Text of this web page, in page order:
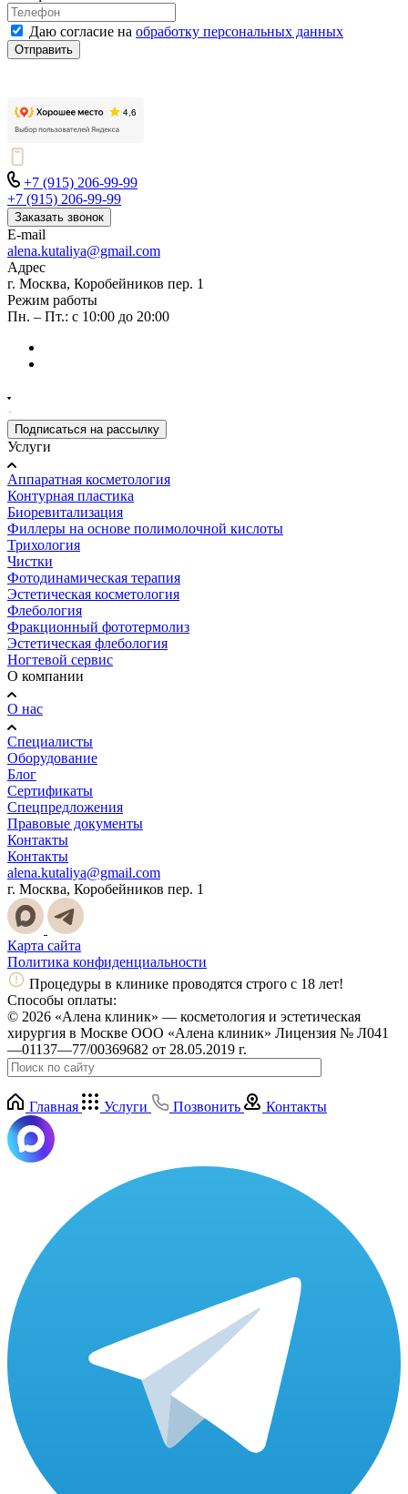
Даю согласие на обработку персональных данных
Отправить
+7 (915) 206-99-99
+7 (915) 206-99-99
Заказать звонок
E-mail
alena.kutaliya@gmail.com
Адрес
г. Москва, Коробейников пер. 1
Режим работы
Пн. – Пт.: с 10:00 до 20:00
Подписаться на рассылку
Услуги
Аппаратная косметология
Контурная пластика
Биоревитализация
Филлеры на основе полимолочной кислоты
Трихология
Чистки
Фотодинамическая терапия
Эстетическая косметология
Флебология
Фракционный фототермолиз
Эстетическая флебология
Ногтевой сервис
О компании
О нас
Специалисты
Оборудование
Блог
Сертификаты
Спецпредложения
Правовые документы
Контакты
Контакты
alena.kutaliya@gmail.com
г. Москва, Коробейников пер. 1
Карта сайта
Политика конфиденциальности
Процедуры в клинике проводятся строго с 18 лет!
Способы оплаты:
© 2026 «Алена клиник» — косметология и эстетическая
хирургия в Москве ООО «Алена клиник» Лицензия № Л041
—01137—77/00369682 от 28.05.2019 г.
Главная Услуги Позвонить Контакты